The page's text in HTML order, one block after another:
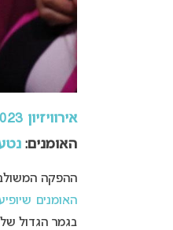
אירוויזיון 2023
האומנים:
ההפקה
האומנים
בגמר הגדול של